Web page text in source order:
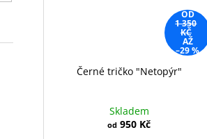
OD
1 350
KČ
AŽ
–29 %
Černé tričko "Netopýr"
Skladem
od 950 Kč